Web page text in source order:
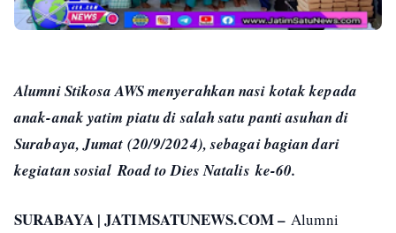
Alumni Stikosa AWS menyerahkan nasi kotak kepada
anak-anak yatim piatu di salah satu panti asuhan di
Surabaya, Jumat (20/9/2024), sebagai bagian dari
kegiatan sosial Road to Dies Natalis ke-60.
SURABAYA | JATIMSATUNEWS.COM – Alumni